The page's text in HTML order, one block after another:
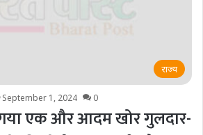
राज्य
September 1, 2024 0
एक और आदम खोर गुलदार-